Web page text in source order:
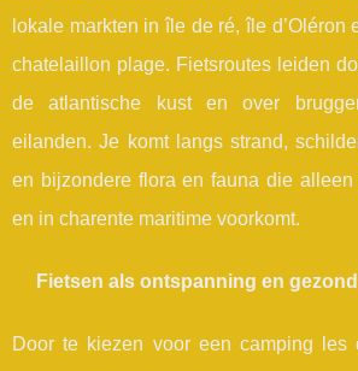
lokale markten in île de ré, île d’Oléron
chatelaillon plage. Fietsroutes leiden
de atlantische kust en over
eilanden. Je komt langs strand,
en bijzondere flora en fauna die
en in charente maritime voorkomt.
Fietsen als ontspanning en
Door te kiezen voor een camping les